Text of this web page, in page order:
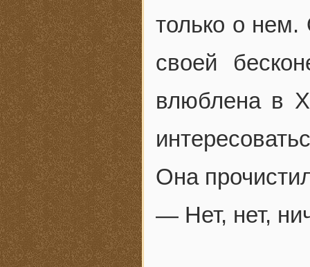
только о нем.
своей
влюблена в
Она
— Нет, нет,